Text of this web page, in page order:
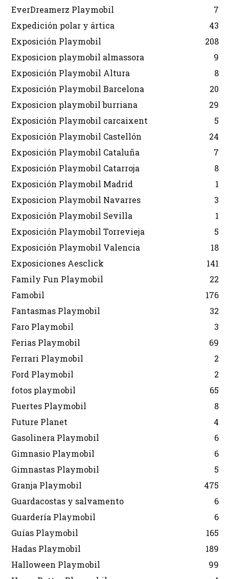
EverDreamerz Playmobil
7
Expedición polar y ártica
43
Exposición Playmobil
208
Exposicion playmobil almassora
9
Exposición Playmobil Altura
8
Exposición Playmobil Barcelona
20
Exposicion playmobil burriana
29
Exposición Playmobil carcaixent
5
Exposición Playmobil Castellón
24
Exposición Playmobil Cataluña
7
Exposición Playmobil Catarroja
8
Exposición Playmobil Madrid
1
Exposicion Playmobil Navarres
3
Exposición Playmobil Sevilla
1
Exposición Playmobil Torrevieja
5
Exposición Playmobil Valencia
18
Exposiciones Aesclick
141
Family Fun Playmobil
22
Famobil
176
Fantasmas Playmobil
32
Faro Playmobil
3
Ferias Playmobil
69
Ferrari Playmobil
2
Ford Playmobil
2
fotos playmobil
65
Fuertes Playmobil
8
Future Planet
4
Gasolinera Playmobil
6
Gimnasio Playmobil
6
Gimnastas Playmobil
5
Granja Playmobil
475
Guardacostas y salvamento
6
Guardería Playmobil
6
Guías Playmobil
165
Hadas Playmobil
189
Halloween Playmobil
99